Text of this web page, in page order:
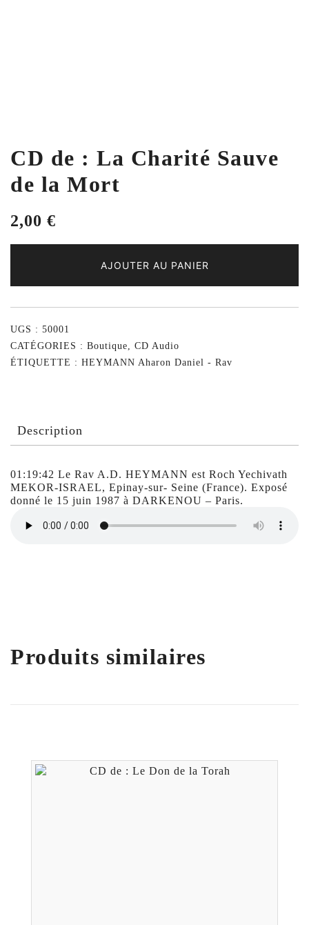
CD de : La Charité Sauve
de la Mort
2,00 €
AJOUTER AU PANIER
UGS : 50001
CATÉGORIES : Boutique, CD Audio
ÉTIQUETTE : HEYMANN Aharon Daniel - Rav
Description
01:19:42 Le Rav A.D. HEYMANN est Roch Yechivath
MEKOR-ISRAEL, Epinay-sur- Seine (France). Exposé
donné le 15 juin 1987 à DARKENOU – Paris.
Produits similaires